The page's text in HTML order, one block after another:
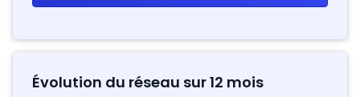
Évolution du réseau sur 12 mois